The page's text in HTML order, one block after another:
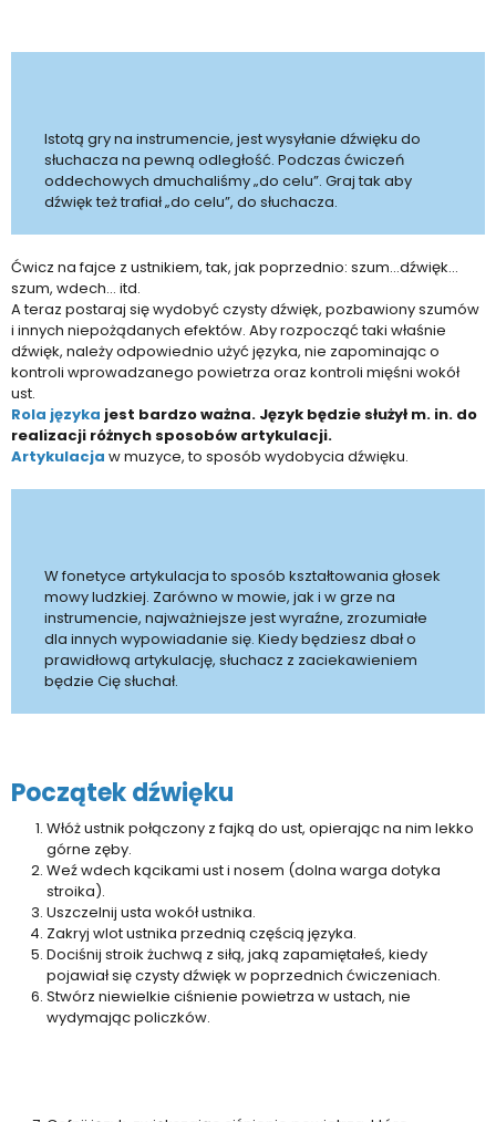
Istotą gry na instrumencie, jest wysyłanie dźwięku do
słuchacza na pewną odległość. Podczas ćwiczeń
oddechowych dmuchaliśmy „do celu”. Graj tak aby
dźwięk też trafiał „do celu”, do słuchacza.
Ćwicz na fajce z ustnikiem, tak, jak poprzednio: szum…dźwięk…
szum, wdech… itd.
A teraz postaraj się wydobyć czysty dźwięk, pozbawiony szumów
i innych niepożądanych efektów. Aby rozpocząć taki właśnie
dźwięk, należy odpowiednio użyć języka, nie zapominając o
kontroli wprowadzanego powietrza oraz kontroli mięśni wokół
ust.
Rola języka jest bardzo ważna. Język będzie służył m. in. do
realizacji różnych sposobów artykulacji.
Artykulacja w muzyce, to sposób wydobycia dźwięku.
W fonetyce artykulacja to sposób kształtowania głosek
mowy ludzkiej. Zarówno w mowie, jak i w grze na
instrumencie, najważniejsze jest wyraźne, zrozumiałe
dla innych wypowiadanie się. Kiedy będziesz dbał o
prawidłową artykulację, słuchacz z zaciekawieniem
będzie Cię słuchał.
Początek dźwięku
Włóż ustnik połączony z fajką do ust, opierając na nim lekko
górne zęby.
Weź wdech kącikami ust i nosem (dolna warga dotyka
stroika).
Uszczelnij usta wokół ustnika.
Zakryj wlot ustnika przednią częścią języka.
Dociśnij stroik żuchwą z siłą, jaką zapamiętałeś, kiedy
pojawiał się czysty dźwięk w poprzednich ćwiczeniach.
Stwórz niewielkie ciśnienie powietrza w ustach, nie
wydymając policzków.